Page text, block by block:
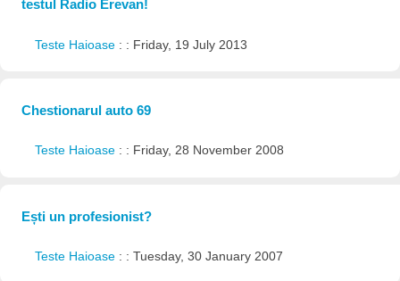
testul Radio Erevan!
Teste Haioase : : Friday, 19 July 2013
Chestionarul auto 69
Teste Haioase : : Friday, 28 November 2008
Ești un profesionist?
Teste Haioase : : Tuesday, 30 January 2007